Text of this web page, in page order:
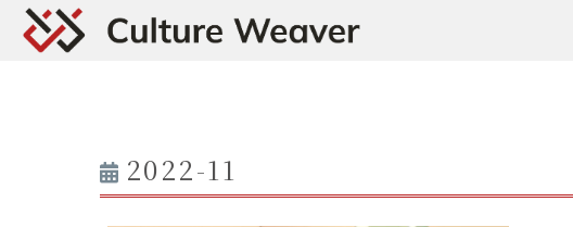
2022-11